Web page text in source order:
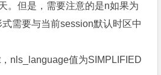
。但是，需要注意的是n如果为
需要与当前session默认时区中
nls_language值为SIMPLIFIED